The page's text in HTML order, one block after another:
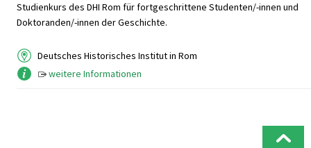
Studienkurs des DHI Rom für fortgeschrittene Studenten/-innen und
Doktoranden/-innen der Geschichte.
Deutsches Historisches Institut in Rom
weitere Informationen